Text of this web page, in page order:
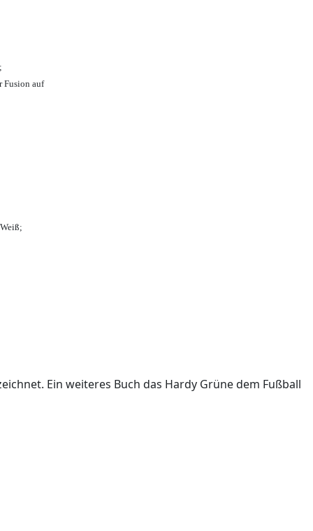
Fusion auf
Ein weiteres Buch das Hardy Grüne dem Fußball